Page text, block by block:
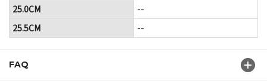
FAQ
25.0CM
--
25.5CM
--